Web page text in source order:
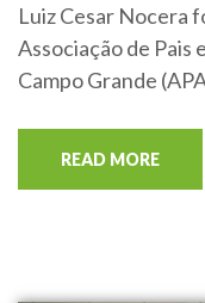
Luiz Cesar Nocera
Associação de Pais
Campo Grande
READ MORE